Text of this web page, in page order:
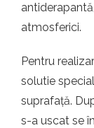
atmosferici.
Pentru
solutie
suprafață.
s-a uscat se